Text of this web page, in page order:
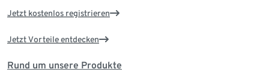
Jetzt kostenlos registrieren
Jetzt Vorteile entdecken
Rund um unsere Produkte